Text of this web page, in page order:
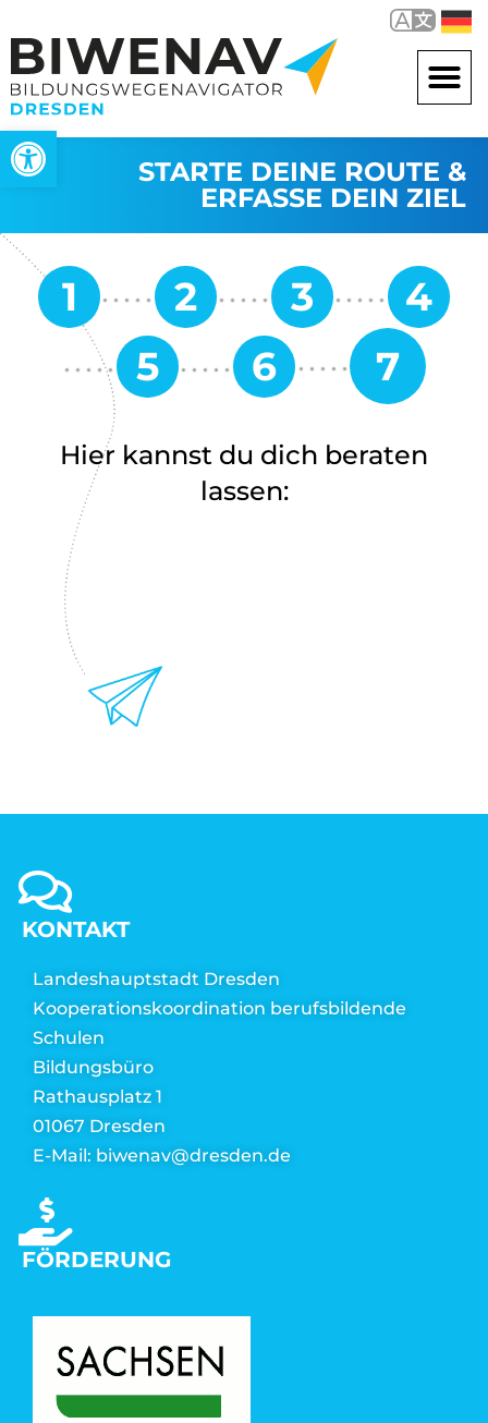
Werkzeugleiste öffnen
STARTE DEINE ROUTE &
ERFASSE DEIN ZIEL
Hier kannst du dich beraten
lassen:
KONTAKT
Landeshauptstadt Dresden
Kooperationskoordination berufsbildende
Schulen
Bildungsbüro
Rathausplatz 1
01067 Dresden
E-Mail: biwenav@dresden.de
FÖRDERUNG